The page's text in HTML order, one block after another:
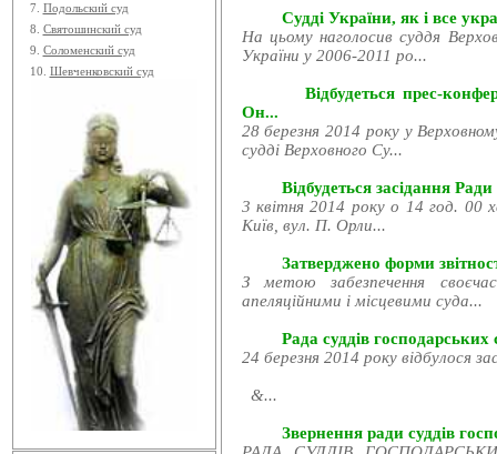
7. Подольский суд
8. Святошинский суд
9. Соломенский суд
10. Шевченковский суд
Судді України, як і все
На цьому наголосив суддя
України у 2006-2011 ро...
Відбудеться прес-
Он...
28 березня 2014 року у
судді Верховного Су...
Відбудеться засідання
3 квітня 2014 року о 14 год. 00
Київ, вул. П. Орли...
Затверджено форми
З метою забезпечення
апеляційними і місцевими суда...
Рада суддів господарських
24 березня 2014 року відбулося
&...
Звернення ради суддів